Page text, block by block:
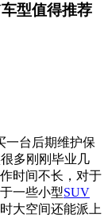
型值得推荐
一台后期维护保
多刚刚毕业几
时间不长，对于
一些小型SUV
大空间还能派上